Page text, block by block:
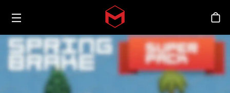
Skip to main content
Toggle menu
스